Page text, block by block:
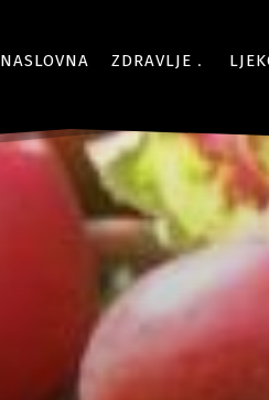
NASLOVNA ZDRAVLJE